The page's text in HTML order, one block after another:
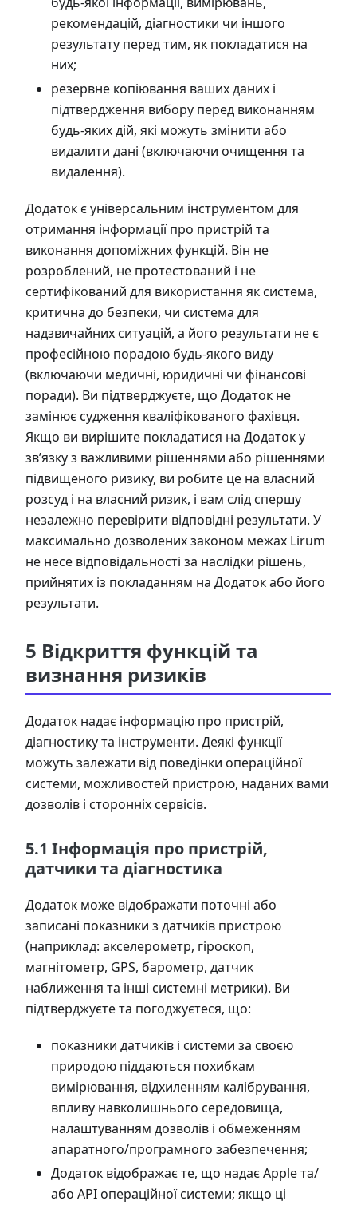
рекомендацій, діагностики чи іншого
результату перед тим, як покладатися на
них;
резервне копіювання ваших даних і
підтвердження вибору перед виконанням
будь-яких дій, які можуть змінити або
видалити дані (включаючи очищення та
видалення).
Додаток є універсальним інструментом для
отримання інформації про пристрій та
виконання допоміжних функцій. Він не
розроблений, не протестований і не
сертифікований для використання як система,
критична до безпеки, чи система для
надзвичайних ситуацій, а його результати не є
професійною порадою будь-якого виду
(включаючи медичні, юридичні чи фінансові
поради). Ви підтверджуєте, що Додаток не
замінює судження кваліфікованого фахівця.
Якщо ви вирішите покладатися на Додаток у
зв’язку з важливими рішеннями або рішеннями
підвищеного ризику, ви робите це на власний
розсуд і на власний ризик, і вам слід спершу
незалежно перевірити відповідні результати. У
максимально дозволених законом межах Lirum
не несе відповідальності за наслідки рішень,
прийнятих із покладанням на Додаток або його
результати.
5 Відкриття функцій та
визнання ризиків
Додаток надає інформацію про пристрій,
діагностику та інструменти. Деякі функції
можуть залежати від поведінки операційної
системи, можливостей пристрою, наданих вами
дозволів і сторонніх сервісів.
5.1 Інформація про пристрій,
датчики та діагностика
Додаток може відображати поточні або
записані показники з датчиків пристрою
(наприклад: акселерометр, гіроскоп,
магнітометр, GPS, барометр, датчик
наближення та інші системні метрики). Ви
підтверджуєте та погоджуєтеся, що:
показники датчиків і системи за своєю
природою піддаються похибкам
вимірювання, відхиленням калібрування,
впливу навколишнього середовища,
налаштуванням дозволів і обмеженням
апаратного/програмного забезпечення;
Додаток відображає те, що надає Apple та/
або API операційної системи; якщо ці